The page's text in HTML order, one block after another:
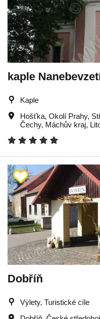
kaple
Kaple
Hošťka, Okolí Prahy,
Čechy, Máchův kraj,
Dobříň
Výlety, Turistické cíle